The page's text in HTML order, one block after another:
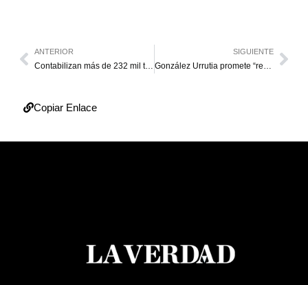
ANTERIOR
Contabilizan más de 232 mil toneladas de desechos recolectadas en el Lago
SIGUIENTE
González Urrutia promete “rescatar” las instituciones públicas del país
Copiar Enlace